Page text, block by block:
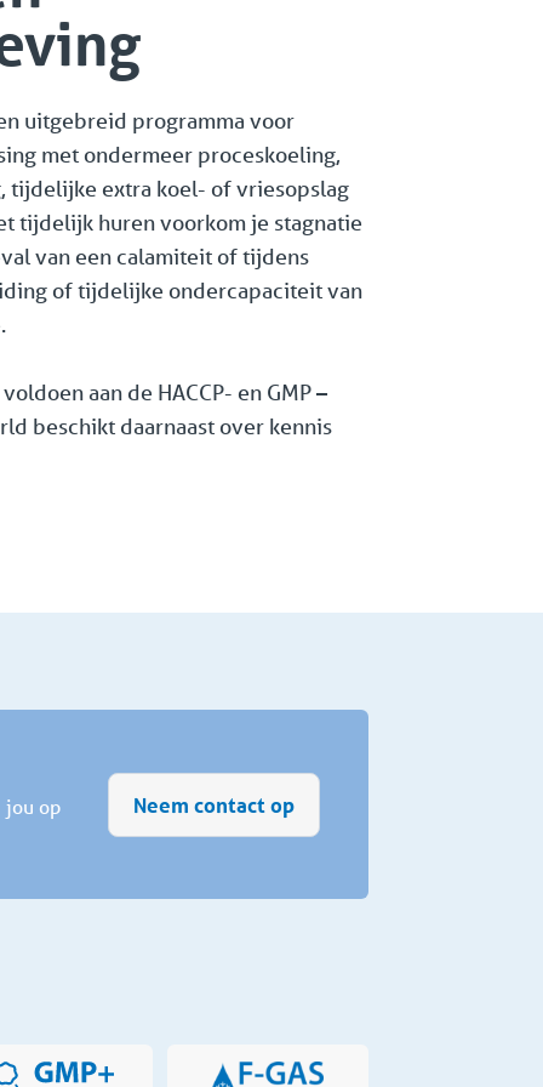
uitgebreid programma voor
met ondermeer proceskoeling,
tijdelijke extra koel- of vriesopslag
tijdelijk huren voorkom je stagnatie
van een calamiteit of tijdens
of tijdelijke ondercapaciteit van
aan de HACCP- en GMP –
beschikt daarnaast over kennis
jou op Neem contact op